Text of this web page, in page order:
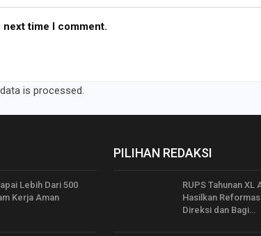
time I comment.
is processed.
Lebih Dari 500
Kerja Aman
PILIHAN REDAKSI
RUPS Tahunan XL
Hasilkan
Direksi dan Bagi…